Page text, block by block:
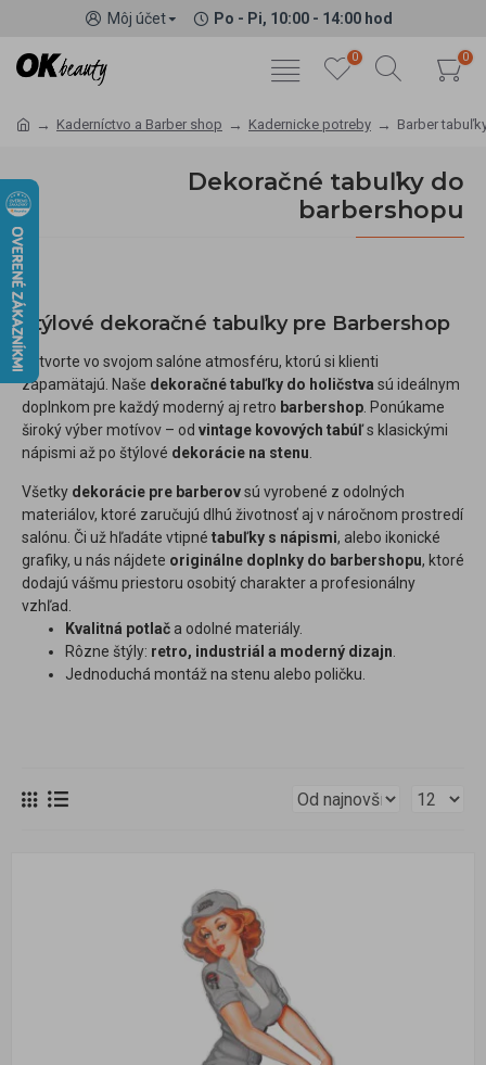
Môj účet Po - Pi, 10:00 - 14:00 hod
0 0
Kaderníctvo a Barber shop Kadernicke potreby Barber
Dekoračné tabuľky do
barbershopu
Štýlové dekoračné tabuľky pre Barbershop
Vytvorte vo svojom salóne atmosféru, ktorú si klienti
zapamätajú. Naše dekoračné tabuľky do holičstva sú ideálnym
doplnkom pre každý moderný aj retro barbershop . Ponúkame
široký výber motívov – od vintage kovových tabúľs klasickými
nápismi až po štýlové dekorácie na stenu
Všetky dekorácie pre barberovsú vyrobené z odolných
materiálov, ktoré zaručujú dlhú životnosť aj v náročnom prostredí
salónu. Či už hľadáte vtipné tabuľky s nápismi, alebo ikonické
grafiky, u nás nájdete originálne doplnky do barbershopu, ktoré
dodajú vášmu priestoru osobitý charakter a profesionálny
vzhľad.
Kvalitná potlač a odolné materiály.
Rôzne štýly: retro, industriál a moderný dizajn
Jednoduchá montáž na stenu alebo poličku.